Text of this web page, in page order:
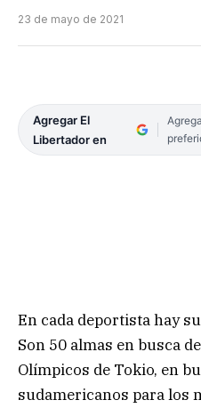
23 de mayo de 2021
Agregar El
Libertador en
En cada deportista hay
Son 50 almas en busca
Olímpicos de Tokio, en
sudamericanos para los